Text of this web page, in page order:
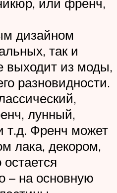
или френч,
дизайном
так и
выходит из моды,
разновидности.
лунный,
т.д. Френч может
лака, декором,
– на основную